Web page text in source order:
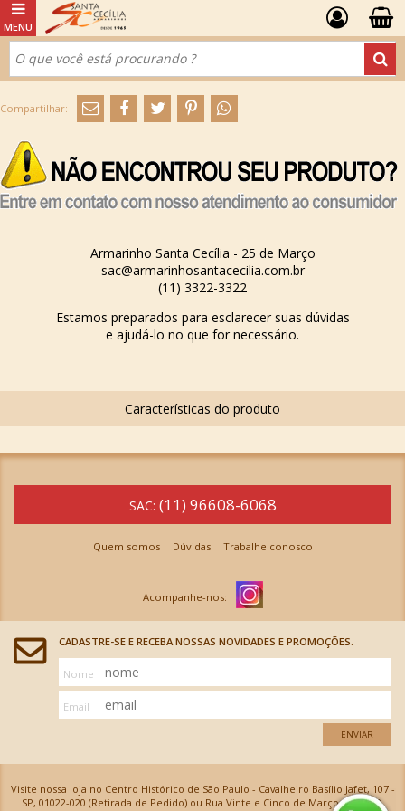
Armarinho Santa Cecília - 25 de Março
sac@armarinhosantacecilia.com.br
(11) 3322-3322
Estamos preparados para esclarecer suas dúvidas
e ajudá-lo no que for necessário.
SAC: (11) 96608-6068
Quem somos Dúvidas Trabalhe conosco
CADASTRE-SE E RECEBA NOSSAS NOVIDADES E PROMOÇÕES.
Nome
Email
ENVIAR
Visite nossa loja no Centro Histórico de São Paulo - Cavalheiro Basílio Jafet, 107 -
SP, 01022-020 (Retirada de Pedido) ou Rua Vinte e Cinco de Março, 576 - SP,